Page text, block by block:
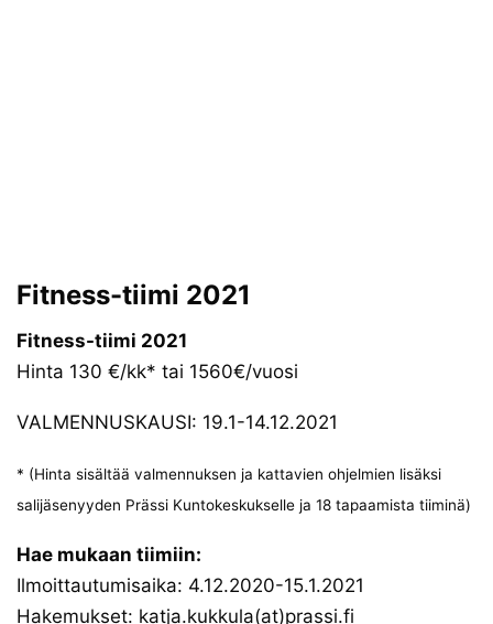
Fitness-tiimi 2021
Fitness-tiimi 2021
Hinta 130 €/kk* tai 1560€/vuosi
VALMENNUSKAUSI: 19.1-14.12.2021
* (Hinta sisältää valmennuksen ja kattavien ohjelmien lisäksi
salijäsenyyden Prässi Kuntokeskukselle ja 18 tapaamista tiiminä)
Hae mukaan tiimiin:
Ilmoittautumisaika: 4.12.2020-15.1.2021
Hakemukset: katja.kukkula(at)prassi.fi